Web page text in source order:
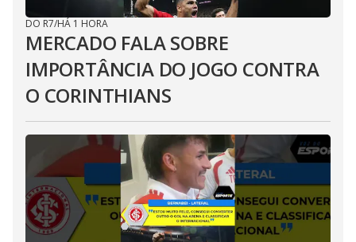
DO R7/HÁ 1 HORA
MERCADO FALA SOBRE
IMPORTÂNCIA DO JOGO CONTRA
O CORINTHIANS